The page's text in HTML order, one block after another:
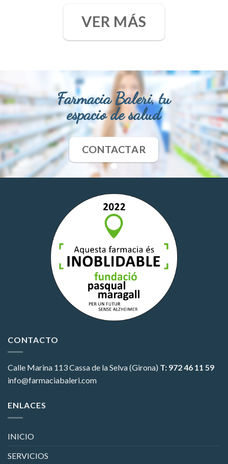
VER MÁS
Farmacia Baleri, tu
espacio de salud
CONTACTAR
CONTACTO
Calle Marina 113Cassa de la Selva (Girona) T: 972 46 11 59
info@farmaciabaleri.com
ENLACES
INICIO
SERVICIOS